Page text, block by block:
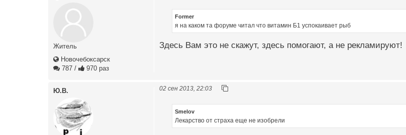
Житель
Новочебоксарск
787 / 970 раз
Former
я на каком та форуме читал что витамин Б1 успокаивает рыб
Здесь Вам это не скажут, здесь помогают, а не рекламируют!
Ю.В. 02 сен 2013, 22:03
Smelov
Лекарство от страха еще не изобрели